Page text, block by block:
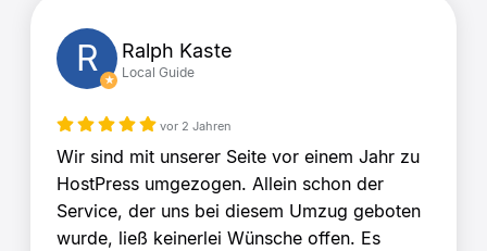
R Ralph Kaste
Local Guide
vor 2 Jahren
Wir sind mit unserer Seite vor einem Jahr zu
HostPress umgezogen. Allein schon der
Service, der uns bei diesem Umzug geboten
wurde, ließ keinerlei Wünsche offen. Es